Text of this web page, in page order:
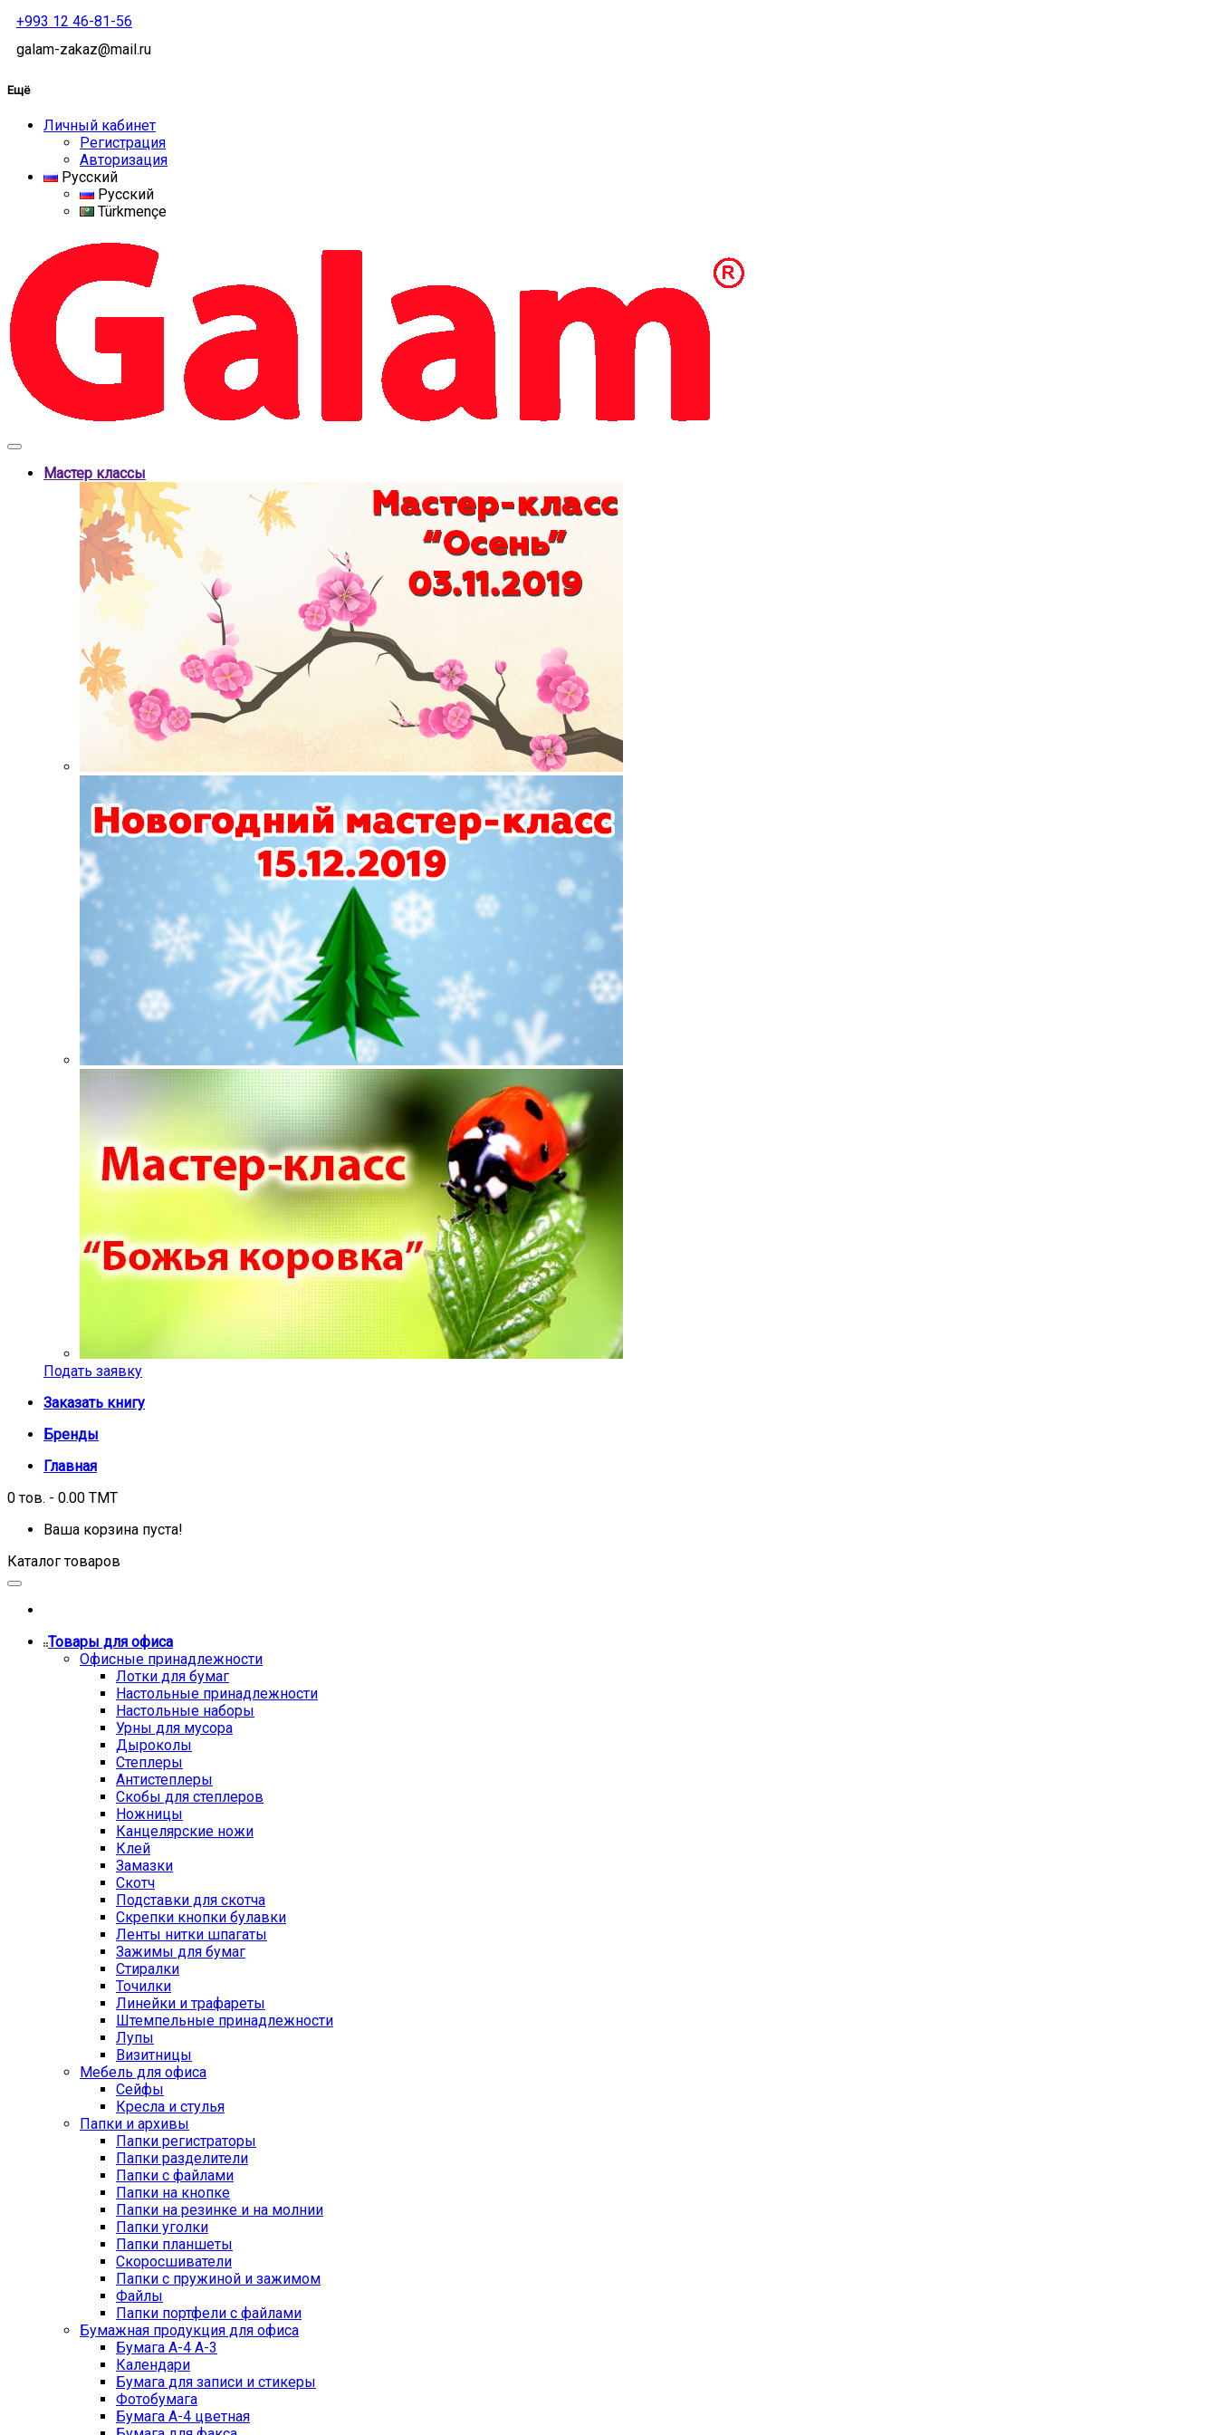
+993 12 46-81-56
galam-zakaz@mail.ru
Ещё
Личный кабинет
Регистрация
Авторизация
Русский
Русский
Türkmençe
Мастер классы
Подать заявку
Заказать книгу
Бренды
Главная
0 тов. - 0.00 TMT
Ваша корзина пуста!
Каталог товаров
Товары для офиса
Офисные принадлежности
Лотки для бумаг
Настольные принадлежности
Настольные наборы
Урны для мусора
Дыроколы
Степлеры
Антистеплеры
Скобы для степлеров
Ножницы
Канцелярские ножи
Клей
Замазки
Скотч
Подставки для скотча
Скрепки кнопки булавки
Ленты нитки шпагаты
Зажимы для бумаг
Стиралки
Точилки
Линейки и трафареты
Штемпельные принадлежности
Лупы
Визитницы
Мебель для офиса
Сейфы
Кресла и стулья
Папки и архивы
Папки регистраторы
Папки разделители
Папки с файлами
Папки на кнопке
Папки на резинке и на молнии
Папки уголки
Папки планшеты
Скоросшиватели
Папки с пружиной и зажимом
Файлы
Папки портфели с файлами
Бумажная продукция для офиса
Бумага А-4 А-3
Календари
Бумага для записи и стикеры
Фотобумага
Бумага А-4 цветная